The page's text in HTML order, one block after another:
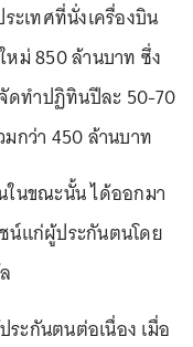
ะเทศที่นั่งเครื่องบิน
หม่ 850 ล้านบาท ซึ่ง
ดทำปฏิทินปีละ 50-70
กว่า 450 ล้านบาท
นขณะนั้น ได้ออกมา
น์แก่ผู้ประกันตนโดย
ะกันตนต่อเนื่อง เมื่อ